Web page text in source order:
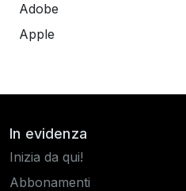
Adobe
Apple
In evidenza
Inizia da qui!
Abbonamenti